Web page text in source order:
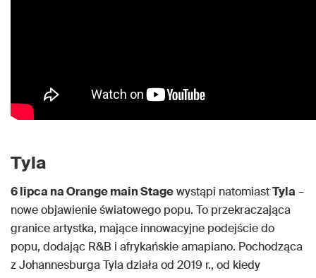
Tyla
6 lipca na Orange main Stagewystąpi natomiastTyla –
nowe objawienie światowego popu. To przekraczająca
granice artystka, mające innowacyjne podejście do
popu, dodając R&B i afrykańskie amapiano. Pochodząca
z Johannesburga Tyla działa od 2019 r., od kiedy